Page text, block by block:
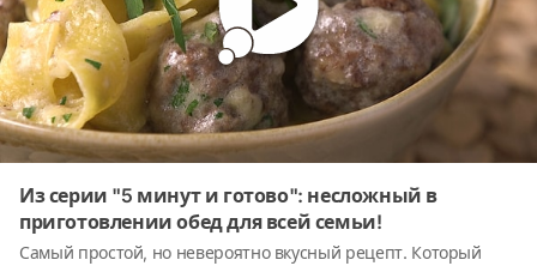
Из серии "5 минут и готово": несложный в
приготовлении обед для всей семьи!
Самый простой, но невероятно вкусный рецепт. Который